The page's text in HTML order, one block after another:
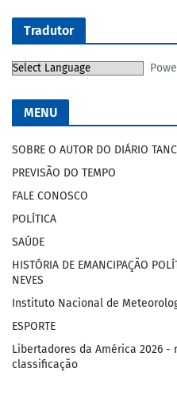
Tradutor
MENU
SOBRE O AUTOR DO DIÁRIO
PREVISÃO DO TEMPO
FALE CONOSCO
POLÍTICA
SAÚDE
HISTÓRIA DE EMANCIPAÇÃO
NEVES
Instituto Nacional de
ESPORTE
Libertadores da América 2026 -
classificação